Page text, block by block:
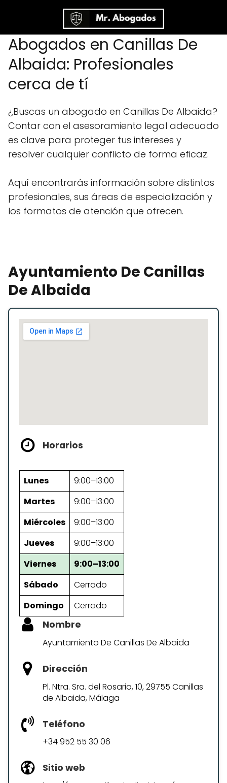
Abogados en Canillas De
Albaida: Profesionales
cerca de tí
¿Buscas un abogado en Canillas De Albaida?
Contar con el asesoramiento legal adecuado
es clave para proteger tus intereses y
resolver cualquier conflicto de forma eficaz.
Aquí encontrarás información sobre distintos
profesionales, sus áreas de especialización y
los formatos de atención que ofrecen.
Ayuntamiento De Canillas
De Albaida
Horarios
Lunes
9:00–13:00
Martes
9:00–13:00
Miércoles
9:00–13:00
Jueves
9:00–13:00
Viernes
9:00–13:00
Sábado
Cerrado
Domingo
Cerrado
Nombre
Ayuntamiento De Canillas De Albaida
Dirección
Pl. Ntra. Sra. del Rosario, 10, 29755 Canillas
de Albaida, Málaga
Teléfono
+34 952 55 30 06
Sitio web